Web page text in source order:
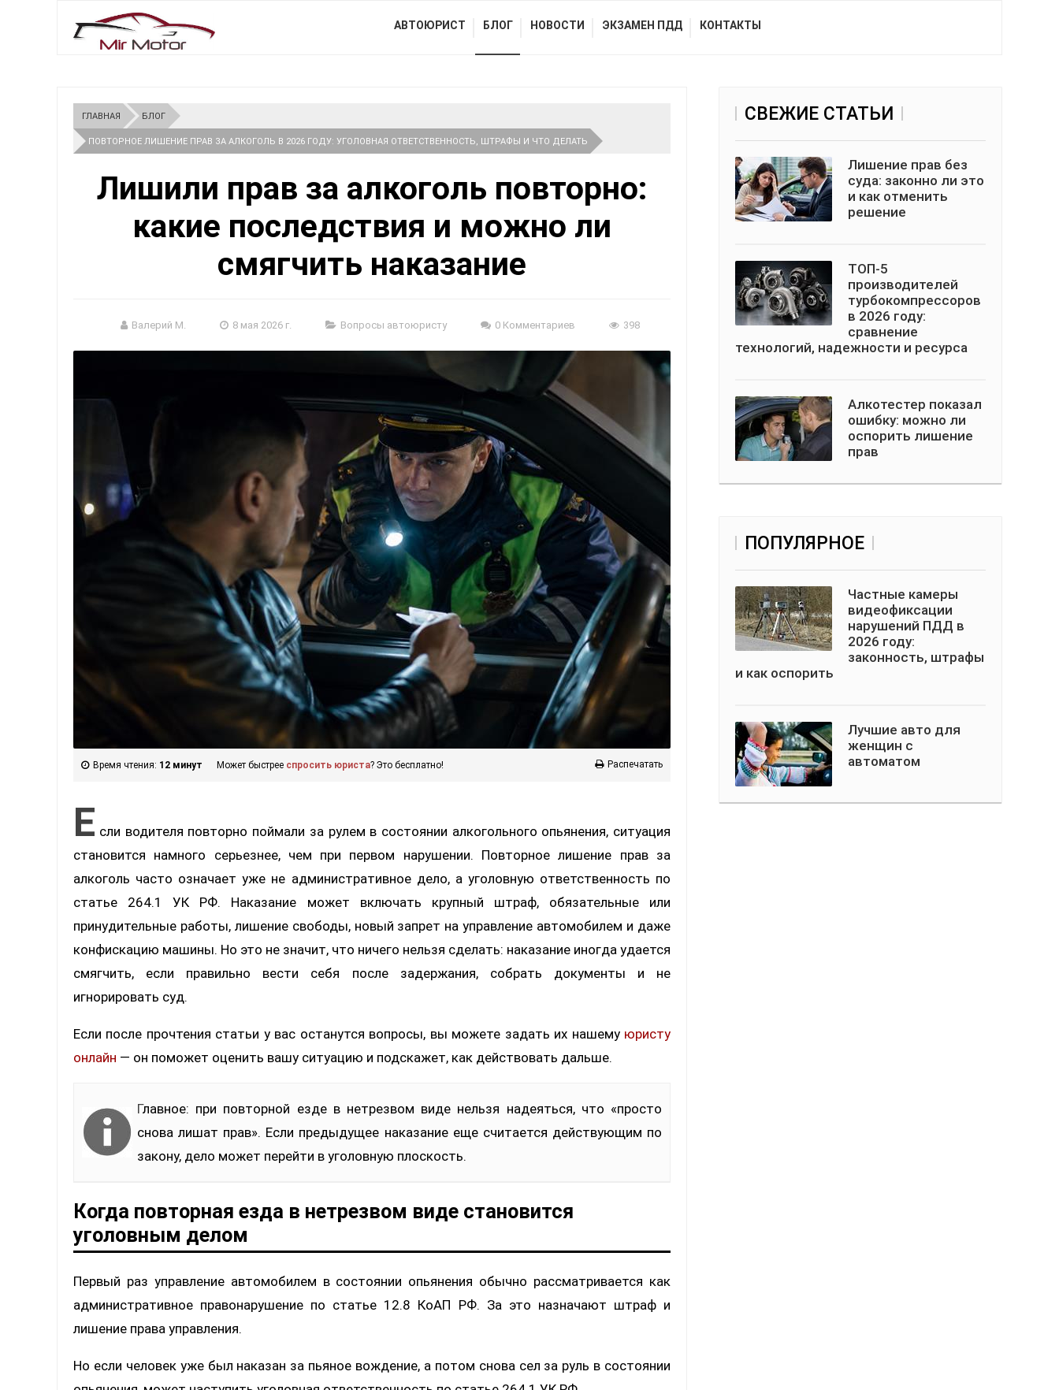
АВТОЮРИСТ БЛОГ НОВОСТИ ЭКЗАМЕН ПДД КОНТАКТЫ
ГЛАВНАЯ БЛОГ
ПОВТОРНОЕ ЛИШЕНИЕ ПРАВ ЗА АЛКОГОЛЬ В 2026 ГОДУ: УГОЛОВНАЯ ОТВЕТСТВЕННОСТЬ, ШТРАФЫ И ЧТО ДЕЛАТЬ
Лишили прав за алкоголь повторно:
какие последствия и можно ли
смягчить наказание
Валерий М. 8 мая 2026 г. Вопросы автоюристу 0 Комментариев 398
Время чтения: 12 минут Может быстрее спросить юриста? Это бесплатно! Распечатать
Е сли водителя повторно поймали за рулем в состоянии алкогольного опьянения, ситуация
становится намного серьезнее, чем при первом нарушении. Повторное лишение прав за
алкоголь часто означает уже не административное дело, а уголовную ответственность по
статье 264.1 УК РФ. Наказание может включать крупный штраф, обязательные или
принудительные работы, лишение свободы, новый запрет на управление автомобилем и даже
конфискацию машины. Но это не значит, что ничего нельзя сделать: наказание иногда удается
смягчить, если правильно вести себя после задержания, собрать документы и не
игнорировать суд.
Если после прочтения статьи у вас останутся вопросы, вы можете задать их нашему юристу
онлайн — он поможет оценить вашу ситуацию и подскажет, как действовать дальше.
Главное: при повторной езде в нетрезвом виде нельзя надеяться, что «просто
снова лишат прав». Если предыдущее наказание еще считается действующим по
закону, дело может перейти в уголовную плоскость.
Когда повторная езда в нетрезвом виде становится
уголовным делом
Первый раз управление автомобилем в состоянии опьянения обычно рассматривается как
административное правонарушение по статье 12.8 КоАП РФ. За это назначают штраф и
лишение права управления.
Но если человек уже был наказан за пьяное вождение, а потом снова сел за руль в состоянии
СВЕЖИЕ СТАТЬИ
Лишение прав без
суда: законно ли это
и как отменить
решение
ТОП-5
производителей
турбокомпрессоров
в 2026 году:
сравнение
технологий, надежности и ресурса
Алкотестер показал
ошибку: можно ли
оспорить лишение
прав
ПОПУЛЯРНОЕ
Частные камеры
видеофиксации
нарушений ПДД в
2026 году:
законность, штрафы
и как оспорить
Лучшие авто для
женщин с
автоматом